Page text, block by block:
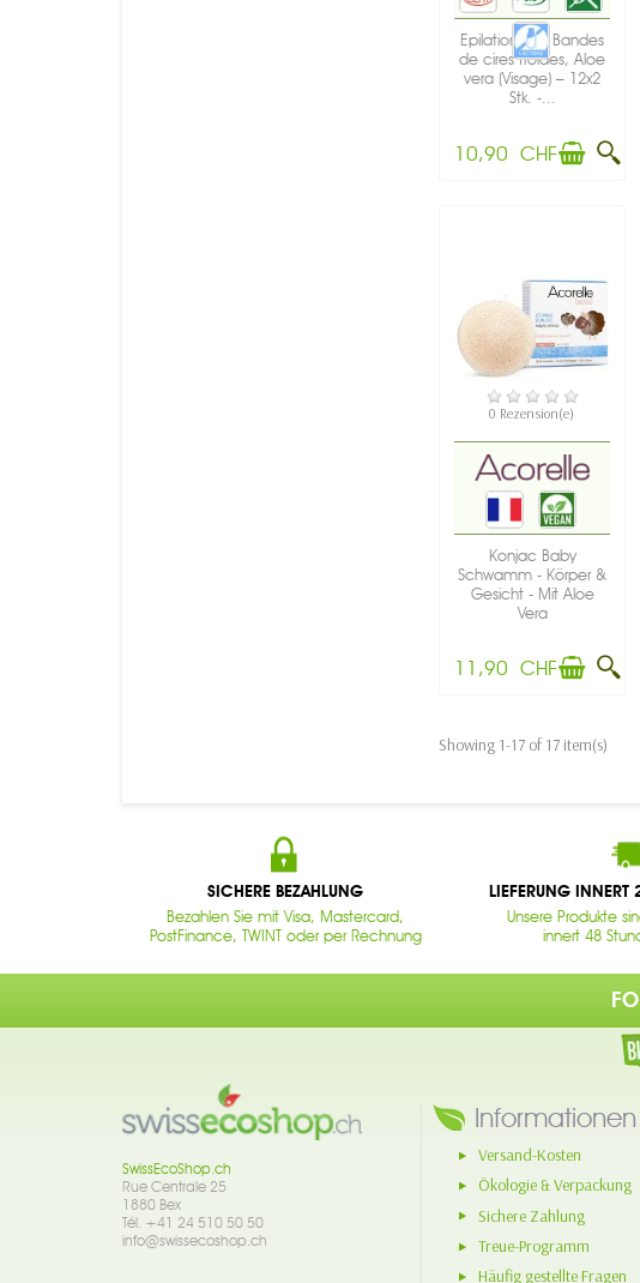
Epilation Bio: Bandes
de cires froides, Aloe
vera (Visage) – 12x2
Stk. -...
10,90 CHF
VERFÜGBAR
0 Rezension(e)
Konjac Baby
Schwamm - Körper &
Gesicht - Mit Aloe
Vera
11,90 CHF
Showing 1-17 of 17 item(s)
SICHERE BEZAHLUNG
Bezahlen Sie mit Visa, Mastercard,
PostFinance, TWINT oder per Rechnung
LIEFERUNG INNERT
Unsere Produkte
innert 48
SwissEcoShop.ch
Rue Centrale 25
1880 Bex
Tél. +41 24 510 50 50
info@swissecoshop.ch
Informationen
Versand-Kosten
Ökologie & Verpackung
Sichere Zahlung
Treue-Programm
Häufig gestellte Fragen